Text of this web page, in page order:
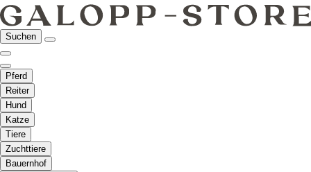
Suchen
Pferd
Reiter
Hund
Katze
Tiere
Zuchttiere
Bauernhof